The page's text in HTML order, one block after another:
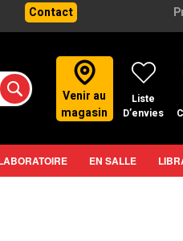
Contact
Venir au
magasin
Liste
D’envies
EN SALLE